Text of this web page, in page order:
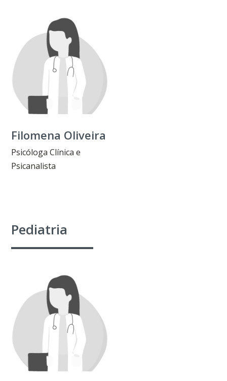
Filomena Oliveira
Psicóloga Clínica e
Psicanalista
Pediatria